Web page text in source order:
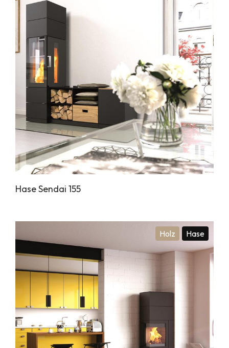
Hase Sendai 155
Holz Hase